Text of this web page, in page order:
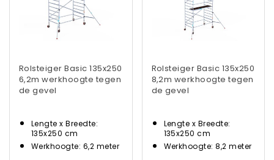
Rolsteiger Basic 135x250
6,2m werkhoogte tegen
de gevel
Lengte x Breedte:
135x250 cm
Werkhoogte: 6,2 meter
Rolsteiger Basic 135x250
8,2m werkhoogte tegen
de gevel
Lengte x Breedte:
135x250 cm
Werkhoogte: 8,2 meter